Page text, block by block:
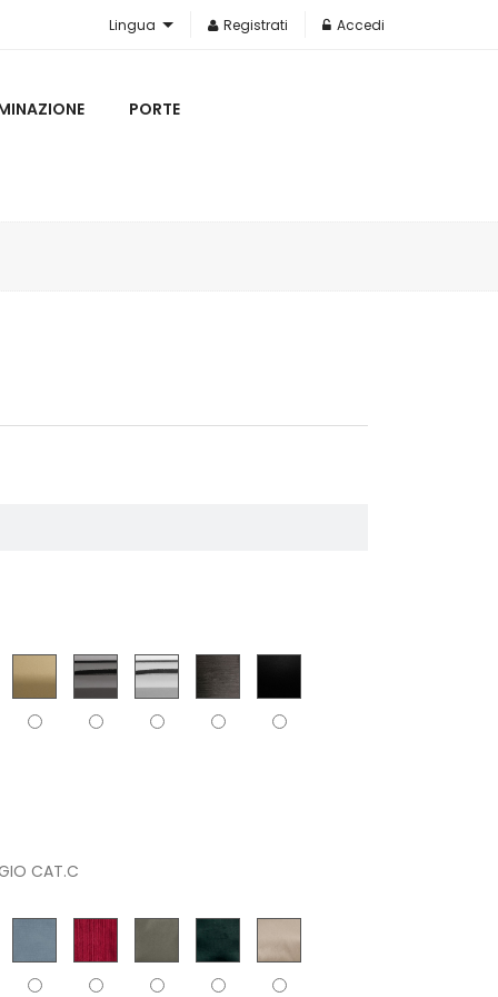
Lingua Registrati Accedi
PORTE
CAT.C